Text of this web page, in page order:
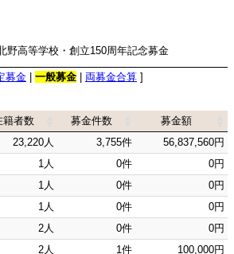
野高等学校・創立150周年記念募金
募金 一般募金 両募金合算 ]
籍者数 募金件数
募金額
籍者数 募金件数 募金額
23,220人 3,755件
56,837,560円
1人 0件
0円
1人 0件
0円
1人 0件
0円
2人 0件
0円
2人 1件
100,000円